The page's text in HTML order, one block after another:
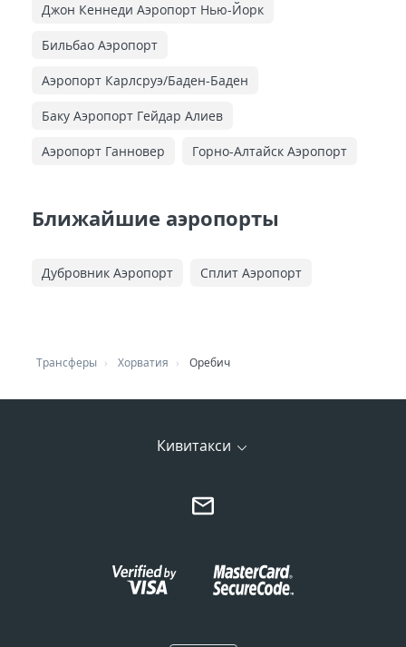
Джон Кеннеди Аэропорт Нью-Йорк
Бильбао Аэропорт
Аэропорт Карлсруэ/Баден-Баден
Баку Аэропорт Гейдар Алиев
Аэропорт Ганновер Горно-Алтайск Аэропорт
Ближайшие аэропорты
Дубровник Аэропорт Сплит Аэропорт
Трансферы Хорватия Оребич
Кивитакси